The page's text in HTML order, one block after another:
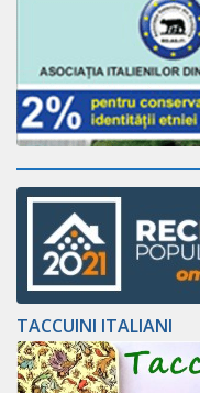
TACCUINI ITALIANI